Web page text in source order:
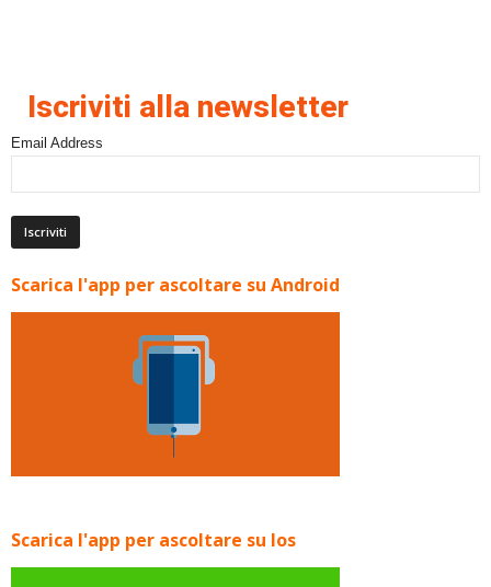
Iscriviti alla newsletter
Email Address
Scarica l'app per ascoltare su Android
Scarica l'app per ascoltare su Ios